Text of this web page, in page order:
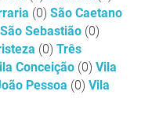
(0) São Caetano
São Sebastião (0)
(0) Três
Conceição (0) Vila
Pessoa (0) Vila